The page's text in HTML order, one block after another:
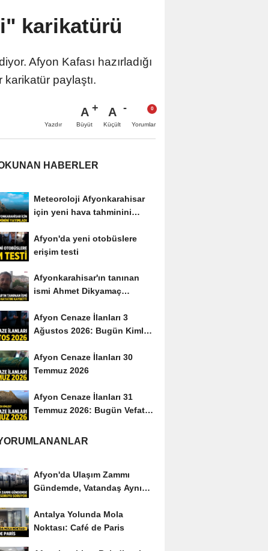
karikatürü
Afyon Kafası hazırladığı
paylaştı.
Yazdır
A
Büyüt
A
Küçült Yorumlar
HABERLER
Meteoroloji Afyonkarahisar
için yeni hava tahminini
Afyon'da yeni otobüslere
erişim testi
Afyonkarahisar'ın tanınan
ismi Ahmet Dikyamaç
Afyon Cenaze İlanları 3
Ağustos 2026: Bugün Kimler
Afyon Cenaze İlanları 30
Temmuz 2026
Afyon Cenaze İlanları 31
Temmuz 2026: Bugün Vefat
Afyon'da Ulaşım Zammı
Gündemde, Vatandaş Aynı
Antalya Yolunda Mola
Noktası: Café de Paris